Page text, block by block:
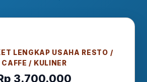
LENGKAP USAHA RESTO /
CAFFE / KULINER
3.700.000